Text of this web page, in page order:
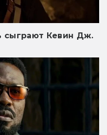
сыграют Кевин Дж.